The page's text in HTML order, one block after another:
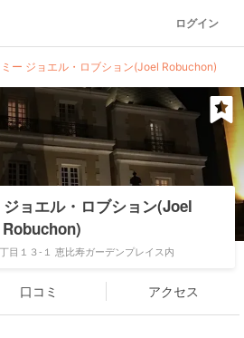
ログイン
ー ジョエル・ロブション(Joel Robuchon)
ョエル・ロブション(Joel
Robuchon)
目１３-１ 恵比寿ガーデンプレイス内
口コミ アクセス